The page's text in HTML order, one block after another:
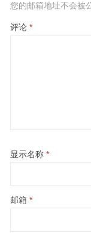
您的邮箱地址不会被
评论 *
显示名称 *
邮箱 *